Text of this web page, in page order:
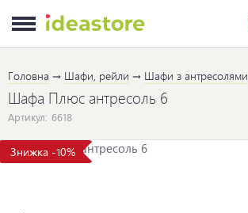
Головна Шафи, рейли Шафи з антресолями
Шафа Плюс антресоль 6
Артикул: 6618
Знижка -10%